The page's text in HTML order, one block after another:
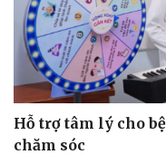
Sân khấu - Điện ảnh
Văn học
Âm nhạc
Di sản
Hỗ trợ tâm lý cho
chăm sóc